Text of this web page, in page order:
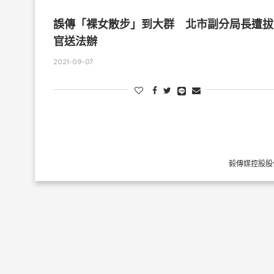
誤傳「裸女散步」到大群 北市副分局長遭拔
官送法辦
2021-09-07
毅傳媒控股